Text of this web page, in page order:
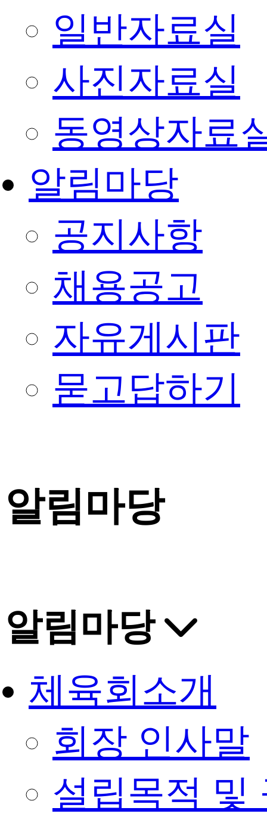
일반자료실
사진자료실
동영상자료
알림마당
공지사항
채용공고
자유게시판
묻고답하기
알림마당
알림마당
체육회소개
회장 인사말
설립목적 및